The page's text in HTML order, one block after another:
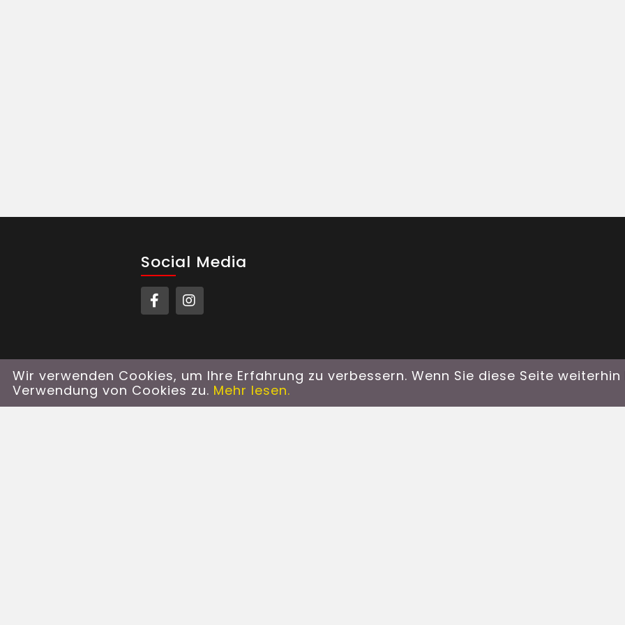
Social Media
Wir verwenden Cookies, um Ihre Erfahrung zu verbessern. Wenn Sie diese Seite
Verwendung von Cookies zu. Mehr lesen.